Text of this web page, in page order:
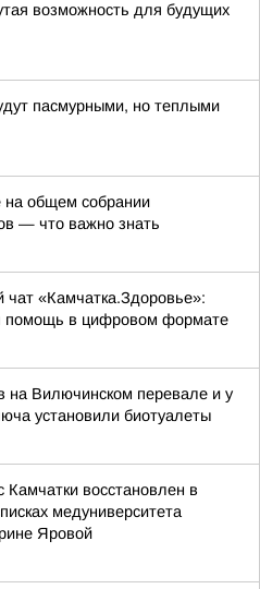
возможность для будущих
пасмурными, но теплыми
на общем собрании
— что важно знать
чат «Камчатка.Здоровье»:
помощь в цифровом формате
на Вилючинском перевале и у
установили биотуалеты
Камчатки восстановлен в
медуниверситета
Яровой